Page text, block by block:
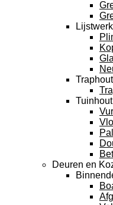
Lijstwerk
Tuinhout
Deuren en